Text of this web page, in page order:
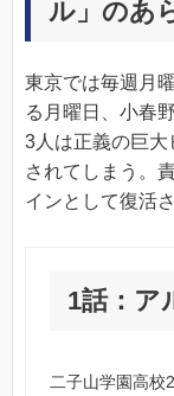
ル」のあ
東京では毎週月
る月曜日、小春
3人は正義の巨
されてしまう。
インとして復活
1話：ア
二子山学園高校